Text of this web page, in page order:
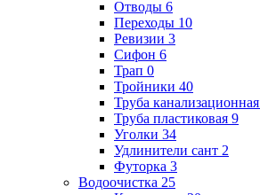
Отводы 6
Переходы 10
Ревизии 3
Сифон 6
Трап 0
Тройники 40
Труба канализационная
Труба пластиковая 9
Уголки 34
Удлинители сант 2
Футорка 3
Водоочистка 25